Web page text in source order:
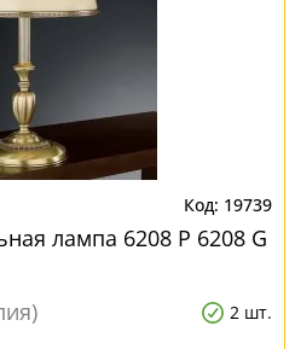
19739
лампа 6208 P 6208 G
2 шт.